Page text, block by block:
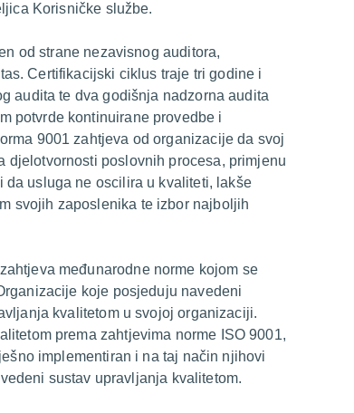
Korisničke službe.
od strane nezavisnog auditora,
Certifikacijski ciklus traje tri godine i
audita te dva godišnja nadzorna audita
potvrde kontinuirane provedbe i
9001 zahtjeva od organizacije da svoj
poslovnih procesa, primjenu
usluga ne oscilira u kvaliteti, lakše
svojih zaposlenika te izbor najboljih
međunarodne norme kojom se
koje posjeduju navedeni
kvalitetom u svojoj organizaciji.
prema zahtjevima norme ISO 9001,
implementiran i na taj način njihovi
sustav upravljanja kvalitetom.